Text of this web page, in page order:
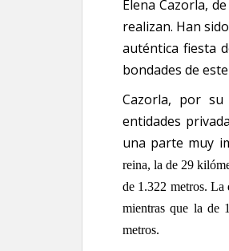
Elena Cazorla,
realizan. Han
auténtica fiesta
bondades de
Cazorla, por
entidades
una parte muy
reina, la de 29
de 1.322 metros. La
mientras que la de
metros.